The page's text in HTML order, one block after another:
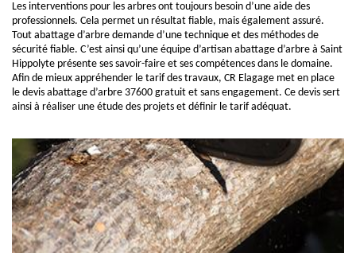
Les interventions pour les arbres ont toujours besoin d’une aide des
professionnels. Cela permet un résultat fiable, mais également assuré.
Tout abattage d’arbre demande d’une technique et des méthodes de
sécurité fiable. C’est ainsi qu’une équipe d’artisan abattage d’arbre à Saint
Hippolyte présente ses savoir-faire et ses compétences dans le domaine.
Afin de mieux appréhender le tarif des travaux, CR Elagage met en place
le devis abattage d’arbre 37600 gratuit et sans engagement. Ce devis sert
ainsi à réaliser une étude des projets et définir le tarif adéquat.